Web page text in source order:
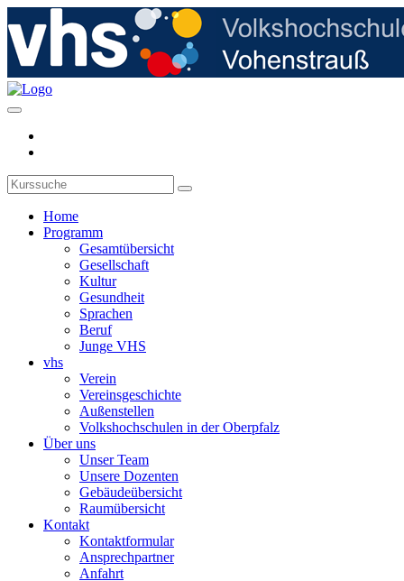
Home
Programm
Gesamtübersicht
Gesellschaft
Kultur
Gesundheit
Sprachen
Beruf
Junge VHS
vhs
Verein
Vereinsgeschichte
Außenstellen
Volkshochschulen in der Oberpfalz
Über uns
Unser Team
Unsere Dozenten
Gebäudeübersicht
Raumübersicht
Kontakt
Kontaktformular
Ansprechpartner
Anfahrt